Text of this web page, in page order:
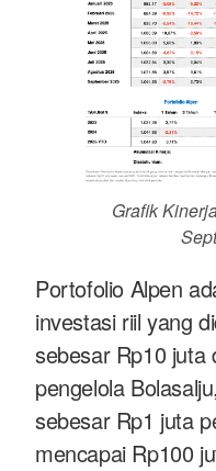
Grafik
Portofolio Alpen
investasi riil yang
sebesar Rp10 juta
pengelola
sebesar Rp1 juta
mencapai Rp100